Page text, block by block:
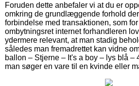
Foruden dette anbefaler vi at du er
omkring de grundlæggende forhold
forbindelse med transaktionen, som
ombytningsret internet forhandleren
ydermere relevant, at man stadig
således man fremadrettet kan vidne
ballon – Stjerne – It's a boy – lys blå
man søger en vare til en kvinde eller